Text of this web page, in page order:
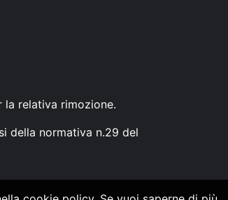
la relativa rimozione.
della normativa n.29 del